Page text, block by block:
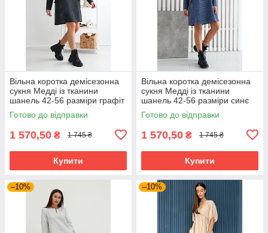
Вільна коротка демісезонна
сукня Медді із тканини
шанель 42-56 разміри графіт
Готово до відправки
1 570,50 ₴ 1 745 ₴
Купити
Вільна коротка демісезонна
сукня Медді із тканини
шанель 42-56 разміри синє
Готово до відправки
1 570,50 ₴ 1 745 ₴
Купити
–10% –10%